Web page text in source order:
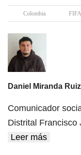
Colombia FIFA
Daniel Miranda Ruiz
Comunicador
Distrital Francisco
Leer más